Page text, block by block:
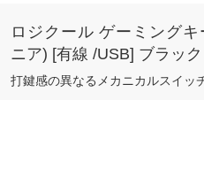
ロジクール ゲーミング
ニア) [有線 /USB] ブラッ
打鍵感の異なるメカニカルスイッ